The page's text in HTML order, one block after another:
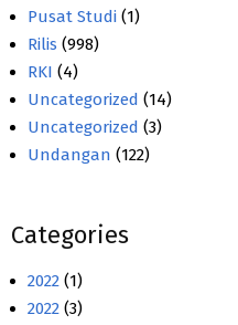
Pusat Studi (1)
Rilis (998)
RKI (4)
Uncategorized (14)
Uncategorized (3)
Undangan (122)
Categories
2022 (1)
2022 (3)